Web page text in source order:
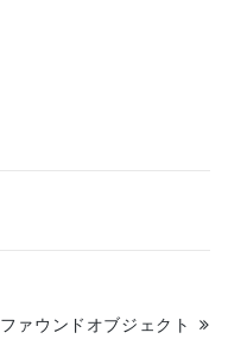
ファウンドオブジェクト